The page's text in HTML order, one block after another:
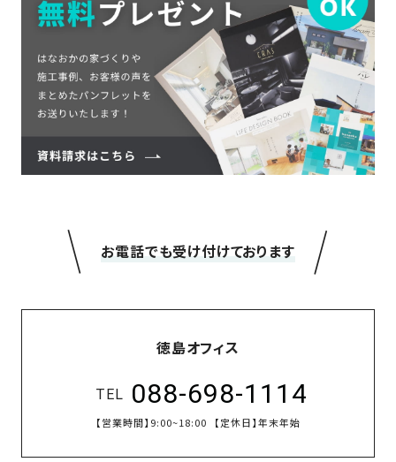
＼お電話でも受け付けております／
徳島オフィス
TEL 088-698-1114
【営業時間】 9:00~18:00 【定休日】年末年始